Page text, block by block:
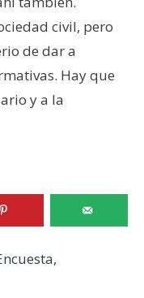
civil, pero
de dar a
Hay que
y a la
,